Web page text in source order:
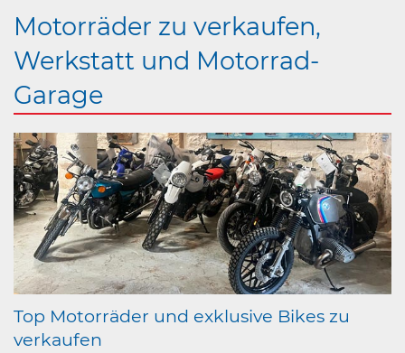
Motorräder zu verkaufen,
Werkstatt und Motorrad-
Garage
Top Motorräder und exklusive Bikes zu
verkaufen